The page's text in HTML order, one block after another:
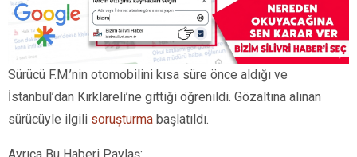
Sürücü F.M.’nin otomobilini kısa süre önce aldığı ve
İstanbul’dan Kırklareli’ne gittiği öğrenildi. Gözaltına alınan
sürücüyle ilgili soruşturma başlatıldı.
Ayrıca Bu Haberi Paylaş: